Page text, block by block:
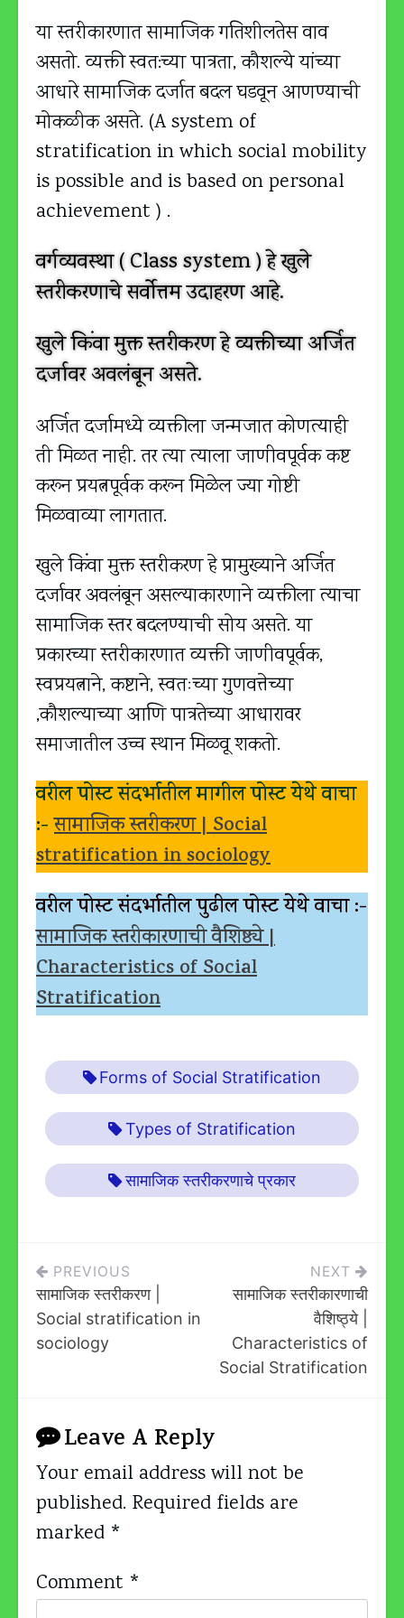
या स्तरीकारणात सामाजिक गतिशीलतेस वाव
असतो. व्यक्ती स्वत:च्या पात्रता, कौशल्ये यांच्या
आधारे सामाजिक दर्जात बदल घडवून आणण्याची
मोकळीक असते. (A system of
stratification in which social mobility
is possible and is based on personal
achievement ) .
वर्गव्यवस्था ( Class system ) हे खुले
स्तरीकरणाचे सर्वोत्तम उदाहरण आहे.
खुले किंवा मुक्त स्तरीकरण हे व्यक्तीच्या अर्जित
दर्जावर अवलंबून असते.
अर्जित दर्जामध्ये व्यक्तीला जन्मजात कोणत्याही
ती मिळत नाही. तर त्या त्याला जाणीवपूर्वक कष्ट
करून प्रयत्नपूर्वक करून मिळेल ज्या गोष्टी
मिळवाव्या लागतात.
खुले किंवा मुक्त स्तरीकरण हे प्रामुख्याने अर्जित
दर्जावर अवलंबून असल्याकारणाने व्यक्तीला त्याचा
सामाजिक स्तर बदलण्याची सोय असते. या
प्रकारच्या स्तरीकारणात व्यक्ती जाणीवपूर्वक,
स्वप्रयत्नाने, कष्टाने, स्वतःच्या गुणवत्तेच्या
,कौशल्याच्या आणि पात्रतेच्या आधारावर
समाजातील उच्च स्थान मिळवू शकतो.
वरील पोस्ट संदर्भातील मागील पोस्ट येथे वाचा
:-सामाजिक स्तरीकरण | Social
stratification in sociology
वरील पोस्ट संदर्भातील पुढील पोस्ट येथे वाचा :-
सामाजिक स्तरीकारणाची वैशिष्ठ्ये |
Characteristics of Social
Stratification
Forms of Social Stratification
Types of Stratification
सामाजिक स्तरीकरणाचे प्रकार
Post
Navigation
PREVIOUS
सामाजिक स्तरीकरण |
Social stratification in
sociology
NEXT
सामाजिक स्तरीकारणाची
वैशिष्ठ्ये |
Characteristics of
Social Stratification
Leave A Reply
Your email address will not be
published. Required fields are
marked *
Comment *